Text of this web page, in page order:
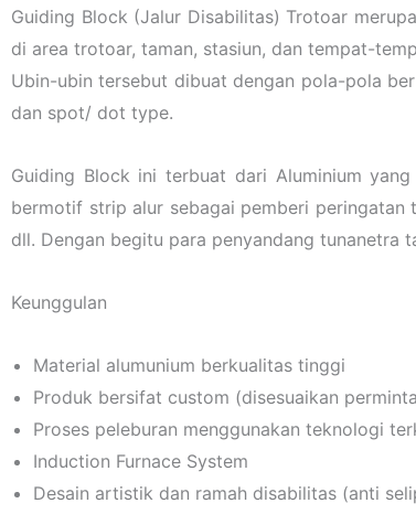
Guiding Block (Jalur Disabilitas) Trotoar
di area trotoar, taman, stasiun, dan tempat-
Ubin-ubin tersebut dibuat dengan pola-pola
dan spot/ dot type.
Guiding Block ini terbuat dari Aluminium
bermotif strip alur sebagai pemberi peringatan
dll. Dengan begitu para penyandang tunanetra
Keunggulan
Material alumunium berkualitas tinggi
Produk bersifat custom (disesuaikan
Proses peleburan menggunakan teknologi
Induction Furnace System
Desain artistik dan ramah disabilitas (anti